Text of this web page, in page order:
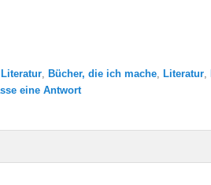
, Bücher, die ich mache, Literatur,
eine Antwort